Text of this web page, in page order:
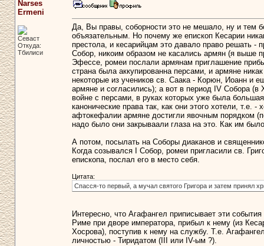
Narses
Ermeni
Севаст
Откуда:
Тбилиси
Да, Вы правы, соборности это не мешало, ну и тем
объязательным. Но почему же епископ Кесарии
престола, и кесарийцам это давало право решать -
Собор, никоим образом не касались армян (я выше
Эфессе, ромеи послали армянам приглашение
страна была аккупированна персами, и армяне
некоторые из учеников св. Саака - Корюн, Иоанн и
армяне и согласились); а вот в период IV Собора
войне с персами, в руках которых уже была
канонические права так, как они этого хотели, т.е.
афтокефалии армяне достигли явочным порядком
надо было они закрываали глаза на это. Как им
А потом, посылать на Соборы диаканов и
Когда созывался I Собор, ромеи пригласили св.
епископа, послал его в место себя.
Цитата:
Спасся-то первый, а мучал святого Григора и затем принял
Интересно, что Агафангел приписывает эти
Риме при дворе императора, прибыл к нему (из
Хосрова), поступив к нему на службу. Т.е.
личностью - Тиридатом (III или IV-ым ?).